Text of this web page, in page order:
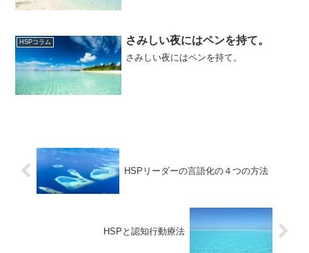
ば、他人をゆるすこと...
HSPコラム さみしい夜にはペンを持て。
さみしい夜にはペンを持て。
HSPリーダーの言語化の４つの方法
HSPと認知行動療法